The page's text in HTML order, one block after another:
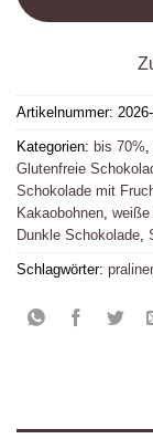
Artikelnummer:
Kategorien: bis 70%,
Glutenfreie
Schokolade mit
Kakaobohnen, weiße
Dunkle Schokolade,
Schlagwörter: